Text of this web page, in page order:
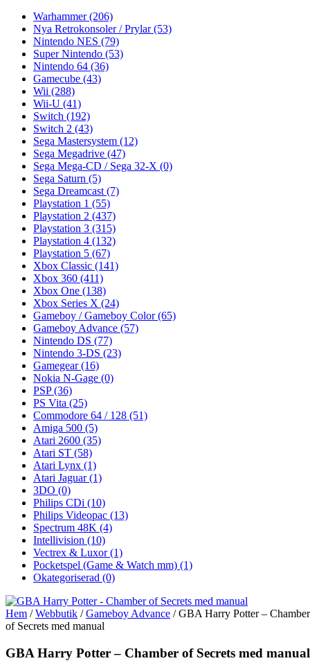
Warhammer(206)
Nya Retrokonsoler / Prylar(53)
Nintendo NES (79)
Super Nintendo (53)
Nintendo 64 (36)
Gamecube (43)
Wii (288)
Wii-U (41)
Switch (192)
Switch 2 (43)
Sega Mastersystem (12)
Sega Megadrive (47)
Sega Mega-CD / Sega 32-X (0)
Sega Saturn (5)
Sega Dreamcast (7)
Playstation 1 (55)
Playstation 2 (437)
Playstation 3 (315)
Playstation 4 (132)
Playstation 5 (67)
Xbox Classic (141)
Xbox 360 (411)
Xbox One (138)
Xbox Series X (24)
Gameboy / Gameboy Color(65)
Gameboy Advance (57)
Nintendo DS (77)
Nintendo 3-DS (23)
Gamegear(16)
Nokia N-Gage (0)
PSP(36)
PS Vita (25)
Commodore 64 / 128 (51)
Amiga 500 (5)
Atari 2600 (35)
Atari ST (58)
Atari Lynx (1)
Atari Jaguar(1)
3DO (0)
Philips CDi (10)
Philips Videopac (13)
Spectrum 48K (4)
Intellivision (10)
Vectrex & Luxor(1)
Pocketspel (Game & Watch mm) (1)
Okategoriserad (0)
Hem /Webbutik /Gameboy Advance / GBA Harry Potter – Chamber
of Secrets med manual
GBA Harry Potter – Chamber of Secrets med manual